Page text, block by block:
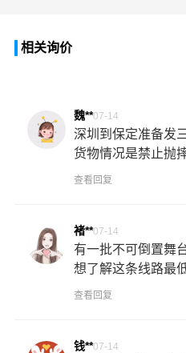
相关询价
魏**07-14
深圳到保定准备发
货物情况是禁止抛
查看回复
褚**07-14
有一批不可倒置舞
想了解这条线路最
查看回复
钱**07-14